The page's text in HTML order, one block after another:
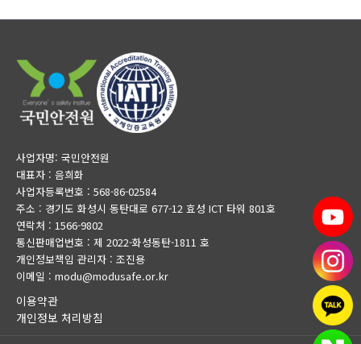
사업자명: 국민안전원
대표자 : 음희화
사업자등록번호 : 568-86-02584
주소 : 경기도 화성시 동탄대로 677-12 효성 ICT 타워 801호
연락처 : 1566-9802
통신판매업번호 : 제 2022-화성동탄-1811 호
개인정보책임 관리자 : 조진용
이메일 : modu@modusafe.or.kr
이용약관
개인정보 처리방침